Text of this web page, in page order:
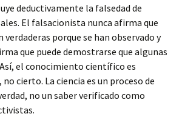
deductivamente la falsedad de
El falsacionista nunca afirma que
porque se han observado y
que puede demostrarse que algunas
el conocimiento científico es
cierto. La ciencia es un proceso de
no un saber verificado como